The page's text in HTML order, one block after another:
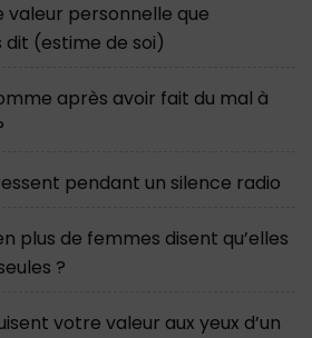
valeur personnelle que
dit (estime de soi)
après avoir fait du mal à
pendant un silence radio
plus de femmes disent qu’elles
?
votre valeur aux yeux d’un